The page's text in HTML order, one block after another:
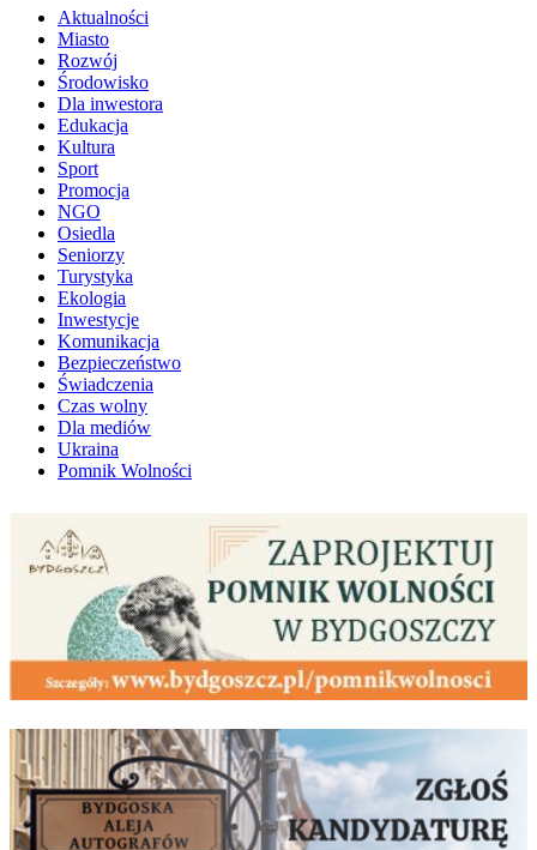
Aktualności
Miasto
Rozwój
Środowisko
Dla inwestora
Edukacja
Kultura
Sport
Promocja
NGO
Osiedla
Seniorzy
Turystyka
Ekologia
Inwestycje
Komunikacja
Bezpieczeństwo
Świadczenia
Czas wolny
Dla mediów
Ukraina
Pomnik Wolności